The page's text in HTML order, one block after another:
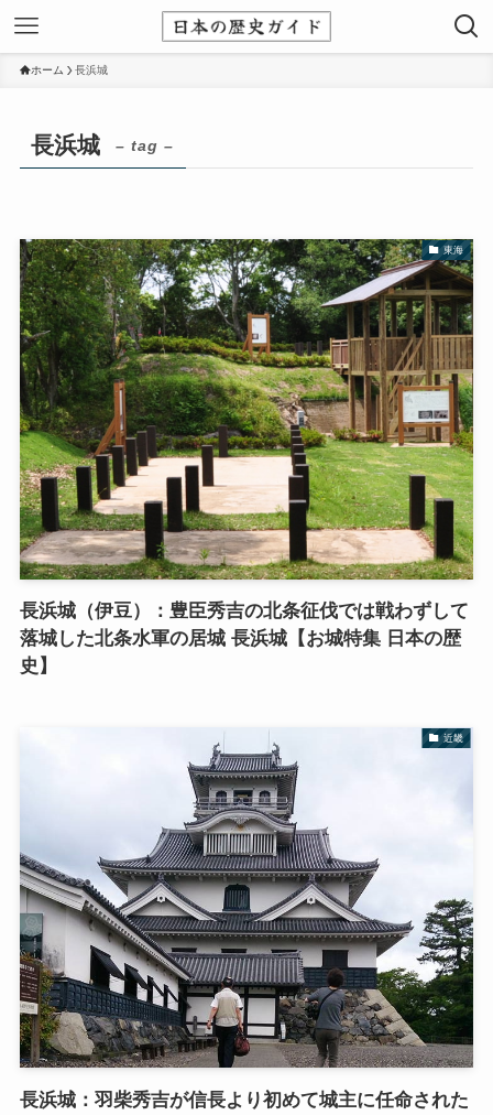
ホーム 長浜城
長浜城 – tag –
東海
長浜城（伊豆）：豊臣秀吉の北条征伐では戦わずして
落城した北条水軍の居城 長浜城【お城特集 日本の歴
史】
近畿
長浜城：羽柴秀吉が信長より初めて城主に任命された